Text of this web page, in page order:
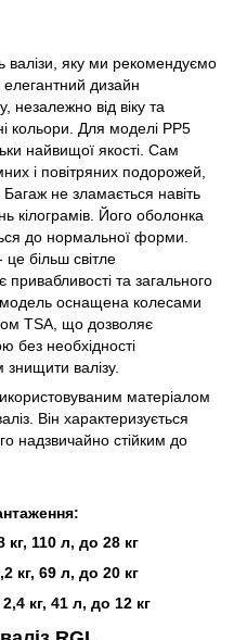
валізи, яку ми рекомендуємо
дизайн
незалежно від віку та
кольори. Для моделі PP5
найвищої якості. Сам
і повітряних подорожей,
не зламається навіть
кілограмів. Його оболонка
до нормальної форми.
більш світле
та загального
модель оснащена колесами
TSA, що дозволяє
без необхідності
валізу.
матеріалом
Він характеризується
надзвичайно стійким до
110 л, до 28 кг
кг, 69 л, до 20 кг
кг, 41 л, до 12 кг